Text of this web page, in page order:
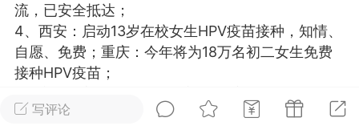
闪充小白罐
本/双效闪充，养出紧致小白脸！一、项
充小白罐 = 闪充大白肌（仪器）× 草本
产品）×极光嫩肤啫喱（产品）这是一套
护...写评论
流，已安全抵达；
4、西安：启动13岁在校女生HPV疫苗接种，知情、
自愿、免费；重庆：今年将为18万名初二女生免费
接种HPV疫苗；
期限可延长至80岁”，多家银行回应确有其事，已有